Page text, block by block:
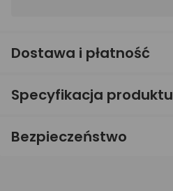
Dostawa i płatność
Specyfikacja produktu
Bezpieczeństwo